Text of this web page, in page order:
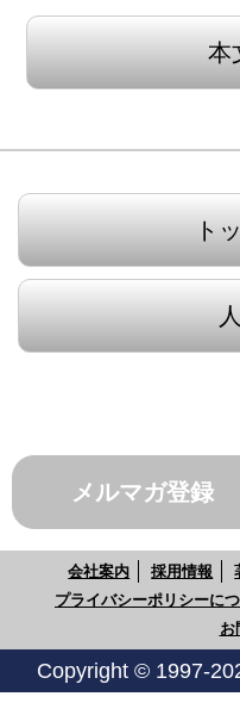
本
ト
メルマガ登録
会社案内 採用情報
プライバシーポリシーに
お
Copyright © 1997-